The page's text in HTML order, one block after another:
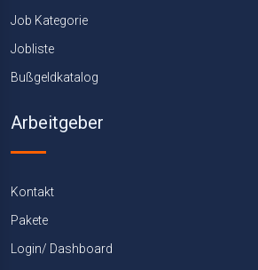
Job Kategorie
Jobliste
Bußgeldkatalog
Arbeitgeber
Kontakt
Pakete
Login/ Dashboard